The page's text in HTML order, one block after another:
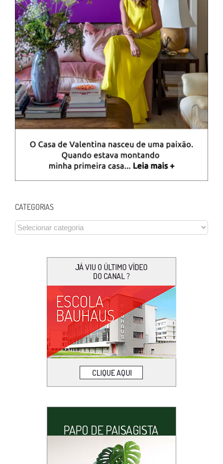
CATEGORIAS
CATEGORIAS